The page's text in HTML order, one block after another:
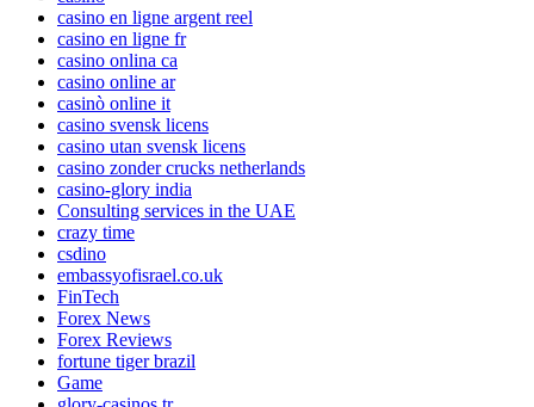
casino en ligne argent reel
casino en ligne fr
casino onlina ca
casino online ar
casinò online it
casino svensk licens
casino utan svensk licens
casino zonder crucks netherlands
casino-glory india
Consulting services in the UAE
crazy time
csdino
embassyofisrael.co.uk
FinTech
Forex News
Forex Reviews
fortune tiger brazil
Game